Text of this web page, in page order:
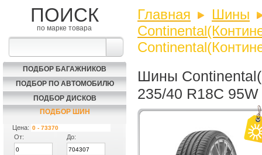
ПОИСК
по марке товара
ПОДБОР БАГАЖНИКОВ
ПОДБОР ПО АВТОМОБИЛЮ
ПОДБОР ДИСКОВ
ПОДБОР ШИН
Цена:
От:
До:
Главная
Шины
Шины
235/40 R18C 95W